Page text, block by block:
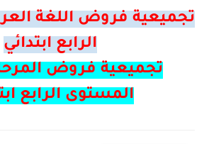
تجميعية فروض اللغة
الرابع ابتدائي
تجميعية فروض
المستوى الرابع